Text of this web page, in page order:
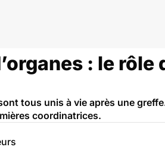
: le
tous unis à vie après une
coordinatrices.